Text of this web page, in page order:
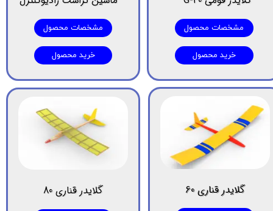
مشخصات محصول
خرید محصول
گلایدر قناری 80 گلایدر قناری 60
مشخصات محصول
خرید محصول